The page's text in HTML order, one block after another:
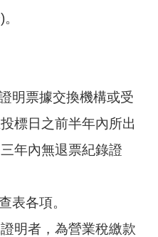
明票據交換機構或受
標日之前半年內所出
年內無退票紀錄證
表各項。
明者，為營業稅繳款